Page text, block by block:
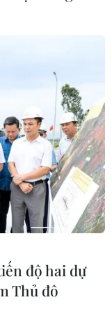
KHÚC THANH
sử dụng
độ hai dự
Thủ đô